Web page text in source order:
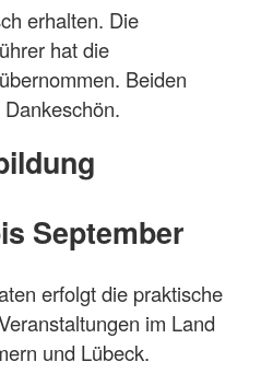
erhalten. Die
hat die
Beiden
September
erfolgt die praktische
im Land
und Lübeck.